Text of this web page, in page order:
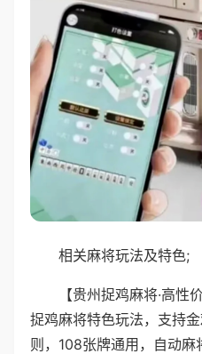
相关麻将玩法及特色;
【贵州捉鸡麻将·高
捉鸡麻将特色玩法，支持
则，108张牌通用，自动